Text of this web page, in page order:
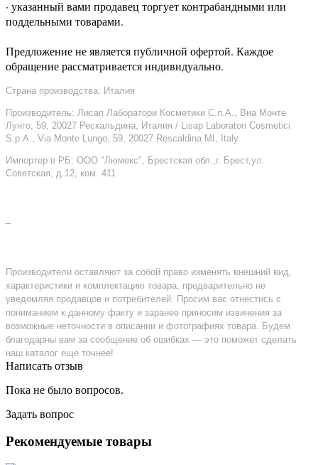
· указанный вами продавец торгует контрабандными или
поддельными товарами.
Предложение не является публичной офертой. Каждое
обращение рассматривается индивидуально.
Страна производства: Италия
Производитель: Лисап Лаборатори Косметики С.п.А., Виа Монте
Лунго, 59, 20027 Рескальдина, Италия / Lisap Laboratori Cosmetici
S.p.A., Via Monte Lungo, 59, 20027 Rescaldina MI, Italy
Импортер в РБ: ООО "Люмекс", Брестская обл.,г. Брест,ул.
Советская, д.12, ком. 411
–
Производители оставляют за собой право изменять внешний вид,
характеристики и комплектацию товара, предварительно не
уведомляя продавцов и потребителей. Просим вас отнестись с
пониманием к данному факту и заранее приносим извинения за
возможные неточности в описании и фотографиях товара. Будем
благодарны вам за сообщение об ошибках — это поможет сделать
наш каталог еще точнее!
Написать отзыв
Пока не было вопросов.
Задать вопрос
Рекомендуемые товары